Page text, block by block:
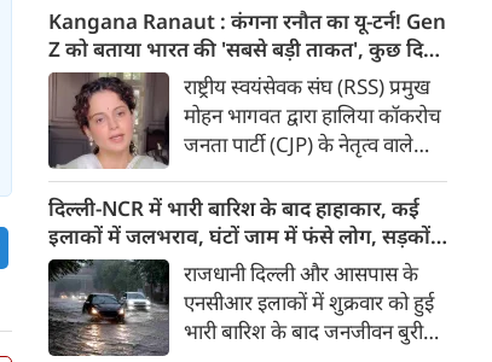
है। लाखों शिवभक्तों के बीच रंग-
बिरंगी और आकर्षक कांवड़ें हर किसी
का ध्यान बरबस अपनी ओर खींच रही
हैं। लेकिन ऐसे में जब शिव चौक से
एक गुजरी कांवड़ ने लोगों के दिलों को
गहराई तक छू लिया। यह केवल
कांवड़ नहीं थी, बल्कि देश की
आजादी के अमर सेनानियों को
समर्पित एक चलती-फिरती श्रद्धांजलि
थी।
Kangana Ranaut : कंगना रनौत का यू-टर्न! Gen
Z को बताया भारत की 'सबसे बड़ी ताकत', कुछ दिन
पहले प्रदर्शनकारियों को कहा था 'जेनरेशन गटर'
राष्ट्रीय स्वयंसेवक संघ (RSS) प्रमुख
मोहन भागवत द्वारा हालिया कॉकरोच
जनता पार्टी (CJP) के नेतृत्व वाले
समर्थन दिए जाने के एक दिन बाद
बीजेपी सांसद और अभिनेत्री कंगना
रनौत ने अपने पहले के बयान पर
सफाई दी। उन्होंने अब Gen Z को
भारत की ‘सबसे बड़ी ताकत’ बताया
है। कंगना ने कहा कि कुछ लोगों के
दिल्ली-NCR में भारी बारिश के बाद हाहाकार, कई
इलाकों में जलभराव, घंटों जाम में फंसे लोग, सड़कों
पर भरा कमर तक पानीराजधानी दिल्ली और आसपास के
एनसीआर इलाकों में शुक्रवार को हुई
भारी बारिश के बाद जनजीवन बुरी